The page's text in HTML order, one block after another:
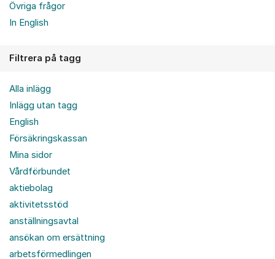
Övriga frågor
In English
Filtrera på tagg
Alla inlägg
Inlägg utan tagg
English
Försäkringskassan
Mina sidor
Vårdförbundet
aktiebolag
aktivitetsstöd
anställningsavtal
ansökan om ersättning
arbetsförmedlingen